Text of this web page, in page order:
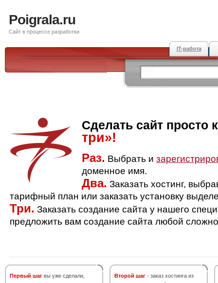
Poigrala.ru
Сайт в процессе разработки
IT-работа
Сделать сайт просто
три»!
Раз. Выбрать и
доменное имя.
Два. Заказать хостинг,
тарифный план или заказать установку
Три. Заказать создание сайта у нашего
предложить вам создание сайта любой
Первый шаг вы уже сделали,
Второй шаг - заказ хостинга из